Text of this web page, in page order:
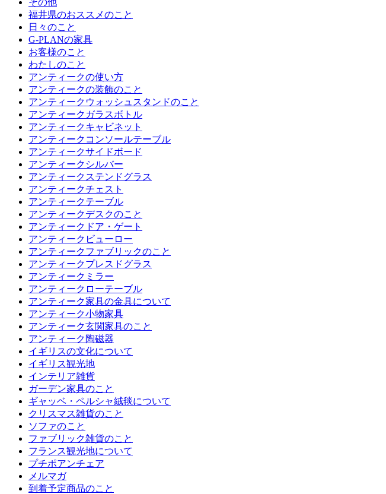
福井県のおススメのこと
日々のこと
G-PLANの家具
お客様のこと
わたしのこと
アンティークの使い方
アンティークの装飾のこと
アンティークウォッシュスタンドのこと
アンティークガラスボトル
アンティークキャビネット
アンティークコンソールテーブル
アンティークサイドボード
アンティークシルバー
アンティークステンドグラス
アンティークチェスト
アンティークテーブル
アンティークデスクのこと
アンティークドア・ゲート
アンティークビューロー
アンティークファブリックのこと
アンティークプレスドグラス
アンティークミラー
アンティークローテーブル
アンティーク家具の金具について
アンティーク小物家具
アンティーク玄関家具のこと
アンティーク陶磁器
イギリスの文化について
イギリス観光地
インテリア雑貨
ガーデン家具のこと
ギャッベ・ペルシャ絨毯について
クリスマス雑貨のこと
ソファのこと
ファブリック雑貨のこと
フランス観光地について
プチポアンチェア
メルマガ
到着予定商品のこと